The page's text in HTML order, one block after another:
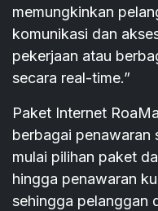
memungkinkan
komunikasi dan
pekerjaan atau
secara real-time.”
Paket Internet
berbagai penawaran
mulai pilihan paket
hingga penawaran
sehingga pelanggan